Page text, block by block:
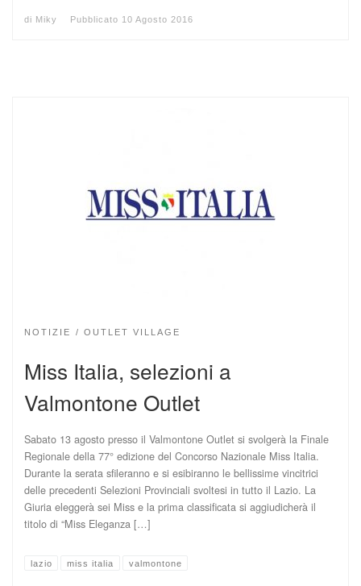
di Miky Pubblicato 10 Agosto 2016
NOTIZIE OUTLET VILLAGE
Miss Italia, selezioni a
Valmontone Outlet
Sabato 13 agosto presso il Valmontone Outlet si svolgerà la Finale
Regionale della 77° edizione del Concorso Nazionale Miss Italia.
Durante la serata sfileranno e si esibiranno le bellissime vincitrici
delle precedenti Selezioni Provinciali svoltesi in tutto il Lazio. La
Giuria eleggerà sei Miss e la prima classificata si aggiudicherà il
titolo di “Miss Eleganza […]
lazio miss italia valmontone